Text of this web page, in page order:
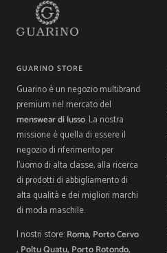
GUARINO STORE
Guarino è un negozio multibrand
premium nel mercato del
menswear di lusso. La nostra
missione è quella di essere il
negozio di riferimento per
l'uomo di alta classe, alla ricerca
di prodotti di abbigliamento di
alta qualità e dei migliori marchi
di moda maschile.
I nostri store:Roma, Porto Cervo